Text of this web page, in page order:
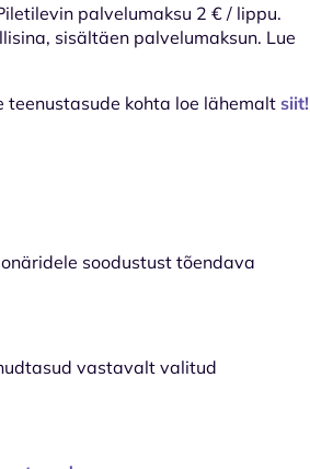
palvelumaksu 2 € / lippu.
sisältäen palvelumaksun. Lue
teenustasude kohta loe lähemalt siit!
soodustust tõendava
vastavalt valitud